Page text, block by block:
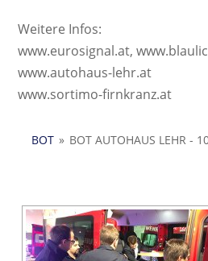
Weitere Infos:
www.eurosignal.at,
www.autohaus-lehr.at
www.sortimo-firnkranz.at
BOT » BOT AUTOHAUS LEHR -